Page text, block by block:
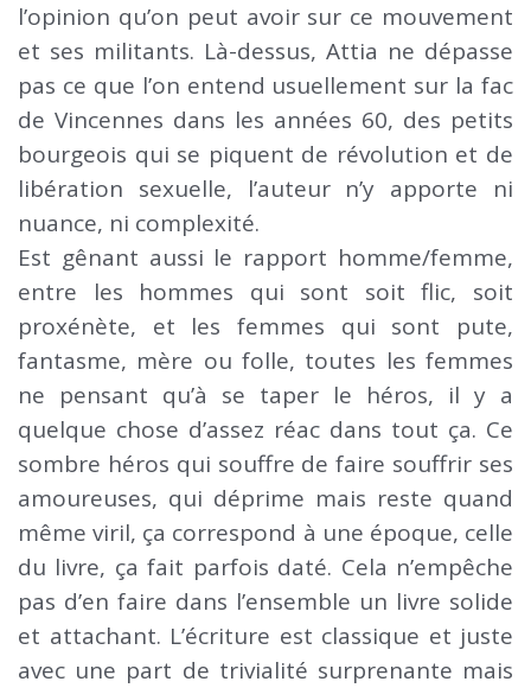
l’opinion qu’on peut avoir sur ce mouvement
et ses militants. Là-dessus, Attia ne dépasse
pas ce que l’on entend usuellement sur la fac
de Vincennes dans les années 60, des petits
bourgeois qui se piquent de révolution et de
libération sexuelle, l’auteur n’y apporte ni
nuance, ni complexité.
Est gênant aussi le rapport homme/femme,
entre les hommes qui sont soit flic, soit
proxénète, et les femmes qui sont pute,
fantasme, mère ou folle, toutes les femmes
ne pensant qu’à se taper le héros, il y a
quelque chose d’assez réac dans tout ça. Ce
sombre héros qui souffre de faire souffrir ses
amoureuses, qui déprime mais reste quand
même viril, ça correspond à une époque, celle
du livre, ça fait parfois daté. Cela n’empêche
pas d’en faire dans l’ensemble un livre solide
et attachant. L’écriture est classique et juste
avec une part de trivialité surprenante mais